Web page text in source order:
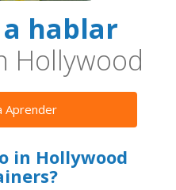
hablar
Hollywood
Aprender
in Hollywood